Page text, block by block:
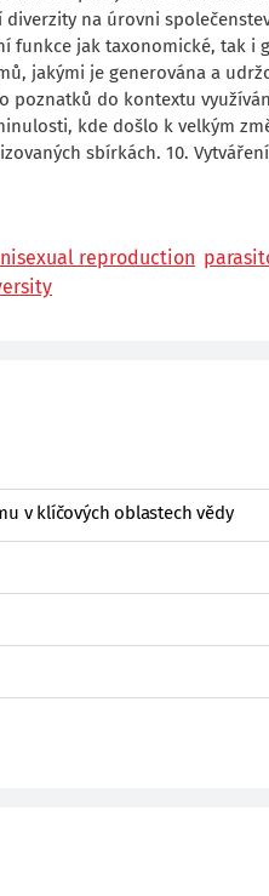
na úrovni
funkce jak taxonomické, tak i
jakými je generována a
poznatků do kontextu
kde došlo k velkým
sbírkách. 10.
reproduction
v klíčových oblastech vědy